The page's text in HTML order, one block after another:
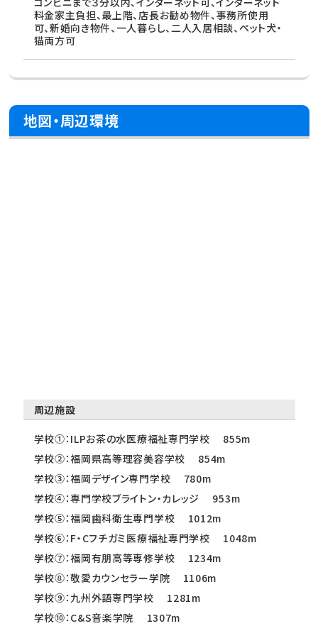
料金家主負担、最上階、店長お勧め物件、事務所使用
可、新婚向き物件、一人暮らし、二人入居相談、ペット犬・
猫両方可
地図・周辺環境
周辺施設
学校①：ILPお茶の水医療福祉専門学校 855m
学校②：福岡県高等理容美容学校 854m
学校③：福岡デザイン専門学校 780m
学校④：専門学校ブライトン・カレッジ 953m
学校⑤：福岡歯科衛生専門学校 1012m
学校⑥：F・Cフチガミ医療福祉専門学校 1048m
学校⑦：福岡有朋高等専修学校 1234m
学校⑧：敬愛カウンセラー学院 1106m
学校⑨：九州外語専門学校 1281m
学校⑩：C&S音楽学院 1307m